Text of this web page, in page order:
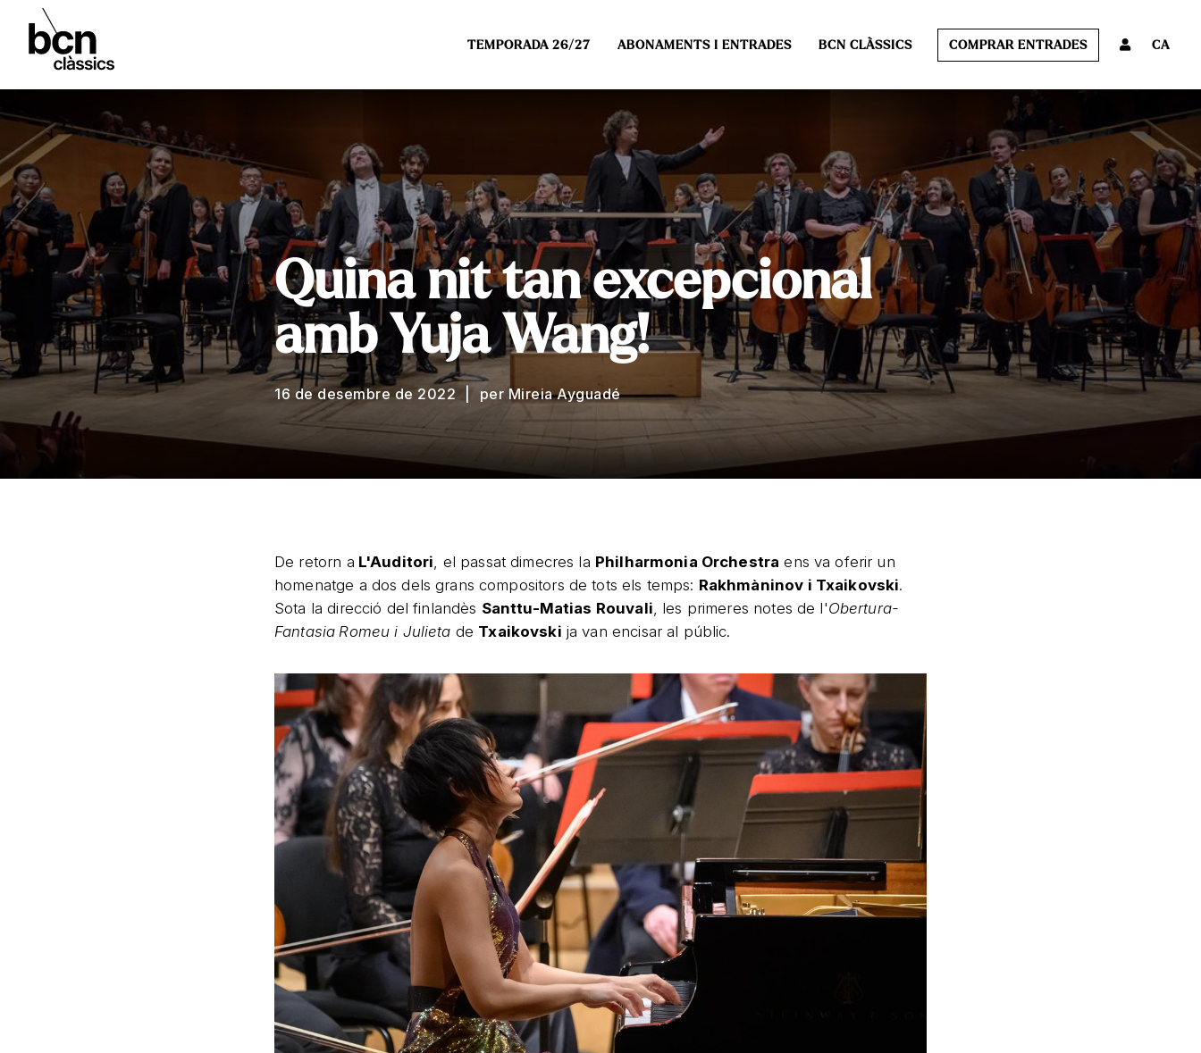
TEMPORADA 26/27 ABONAMENTS I ENTRADES BCN CLÀSSICS COMPRAR ENTRADES CA
Quina nit tan excepcional
amb Yuja Wang!
16 de desembre de 2022 per Mireia Ayguadé
De retorn a L'Auditori, el passat dimecres la Philharmonia Orchestra ens va oferir un
homenatge a dos dels grans compositors de tots els temps: Rakhmàninov i Txaikovski.
Sota la direcció del finlandès Santtu-Matias Rouvali, les primeres notes de l'Obertura-
Fantasia Romeu i Julieta de Txaikovski ja van encisar al públic.